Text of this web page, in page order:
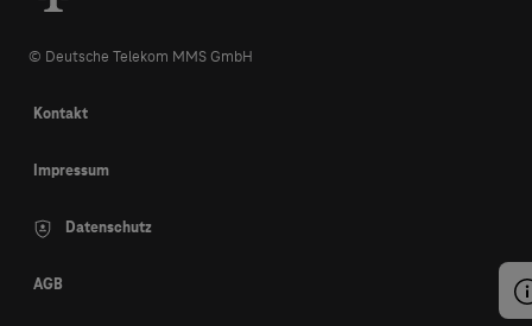
© Deutsche Telekom MMS GmbH
Kontakt
Impressum
Datenschutz
AGB